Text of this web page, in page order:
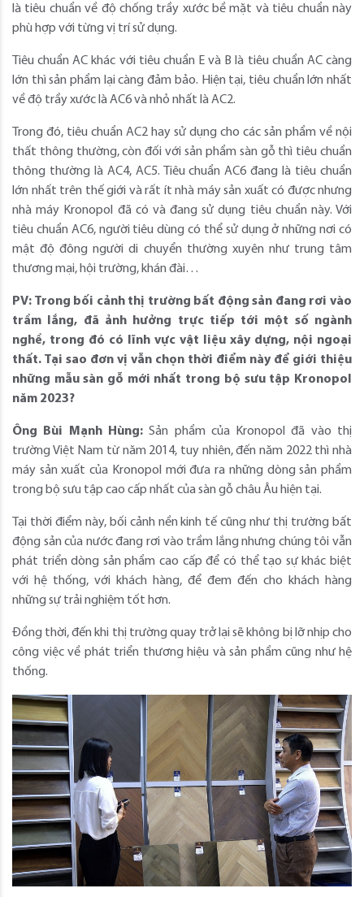
là tiêu chuẩn về độ chống trầy xước bề mặt và tiêu chuẩn này
phù hợp với từng vị trí sử dụng.
Tiêu chuẩn AC khác với tiêu chuẩn E và B là tiêu chuẩn AC càng
lớn thì sản phẩm lại càng đảm bảo. Hiện tại, tiêu chuẩn lớn nhất
về độ trầy xước là AC6 và nhỏ nhất là AC2.
Trong đó, tiêu chuẩn AC2 hay sử dụng cho các sản phẩm về nội
thất thông thường, còn đối với sản phẩm sàn gỗ thì tiêu chuẩn
thông thường là AC4, AC5. Tiêu chuẩn AC6 đang là tiêu chuẩn
lớn nhất trên thế giới và rất ít nhà máy sản xuất có được nhưng
nhà máy Kronopol đã có và đang sử dụng tiêu chuẩn này. Với
tiêu chuẩn AC6, người tiêu dùng có thể sử dụng ở những nơi có
mật độ đông người di chuyển thường xuyên như trung tâm
thương mại, hội trường, khán đài…
PV: Trong bối cảnh thị trường bất động sản đang rơi vào
trầm lắng, đã ảnh hưởng trực tiếp tới một số ngành
nghề, trong đó có lĩnh vực vật liệu xây dựng, nội ngoại
thất. Tại sao đơn vị vẫn chọn thời điểm này để giới thiệu
những mẫu sàn gỗ mới nhất trong bộ sưu tập Kronopol
năm 2023?
Ông Bùi Mạnh Hùng:Sản phẩm của Kronopol đã vào thị
trường Việt Nam từ năm 2014, tuy nhiên, đến năm 2022 thì nhà
máy sản xuất của Kronopol mới đưa ra những dòng sản phẩm
trong bộ sưu tập cao cấp nhất của sàn gỗ châu Âu hiện tại.
Tại thời điểm này, bối cảnh nền kinh tế cũng như thị trường bất
động sản của nước đang rơi vào trầm lắng nhưng chúng tôi vẫn
phát triển dòng sản phẩm cao cấp để có thể tạo sự khác biệt
với hệ thống, với khách hàng, để đem đến cho khách hàng
những sự trải nghiệm tốt hơn.
Đồng thời, đến khi thị trường quay trở lại sẽ không bị lỡ nhịp cho
công việc về phát triển thương hiệu và sản phẩm cũng như hệ
thống.